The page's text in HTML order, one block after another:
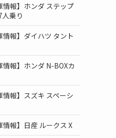
情報】ホンダ ステップ
人乗り
情報】ダイハツ タント
情報】ホンダ N-BOXカ
情報】スズキ スペーシ
情報】日産 ルークス X